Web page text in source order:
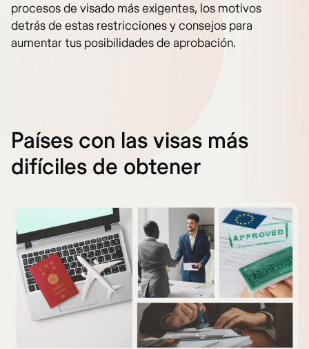
procesos de visado más exigentes, los motivos
detrás de estas restricciones y consejos para
aumentar tus posibilidades de aprobación.
Países con las visas más
difíciles de obtener